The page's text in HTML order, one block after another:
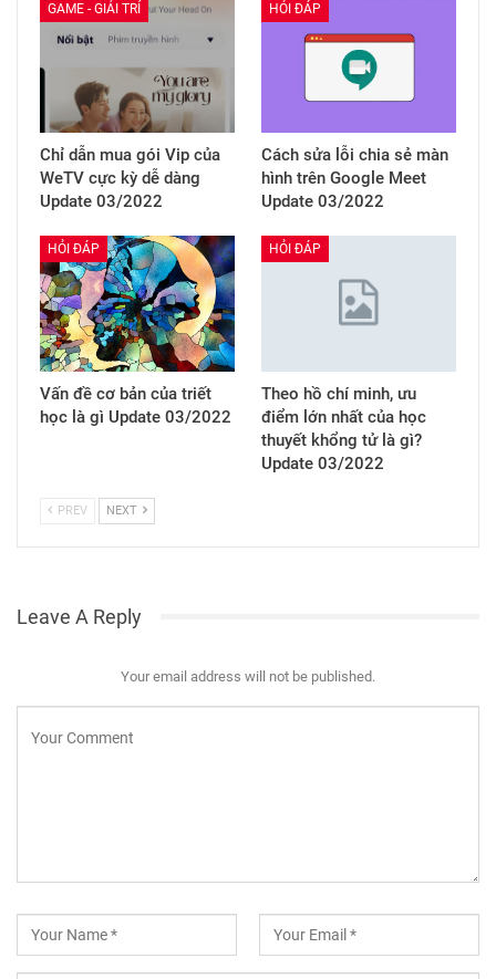
GAME - GIẢI TRÍ
Chỉ dẫn mua gói Vip của
WeTV cực kỳ dễ dàng
Update 03/2022
HỎI ĐÁP
Cách sửa lỗi chia sẻ màn
hình trên Google Meet
Update 03/2022
HỎI ĐÁP
Vấn đề cơ bản của triết
học là gì Update 03/2022
HỎI ĐÁP
Theo hồ chí minh, ưu
điểm lớn nhất của học
thuyết khổng tử là gì?
Update 03/2022
PREV NEXT
Leave A Reply
Your email address will not be published.